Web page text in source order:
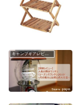
キャンプギアレビュー